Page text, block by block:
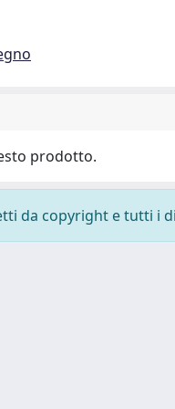
prodotto.
da copyright e tutti i